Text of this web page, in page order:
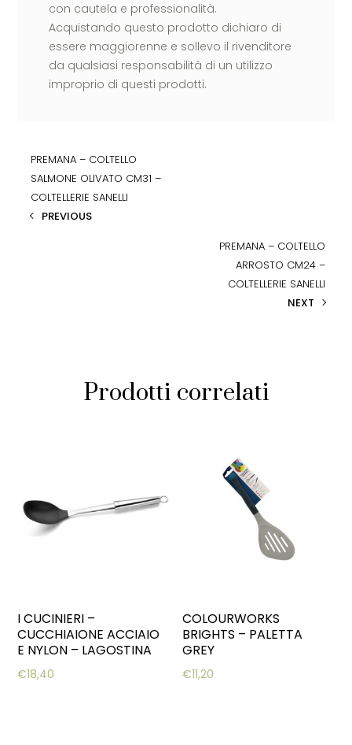
con cautela e professionalità.
Acquistando questo prodotto dichiaro di
essere maggiorenne e sollevo il rivenditore
da qualsiasi responsabilità di un utilizzo
improprio di questi prodotti.
PREMANA – COLTELLO
SALMONE OLIVATO CM31 –
COLTELLERIE SANELLI
PREVIOUS
PREMANA – COLTELLO
ARROSTO CM24 –
COLTELLERIE SANELLI
NEXT
Prodotti correlati
I CUCINIERI –
CUCCHIAIONE ACCIAIO
E NYLON – LAGOSTINA
€18,40
COLOURWORKS
BRIGHTS – PALETTA
GREY
€11,20